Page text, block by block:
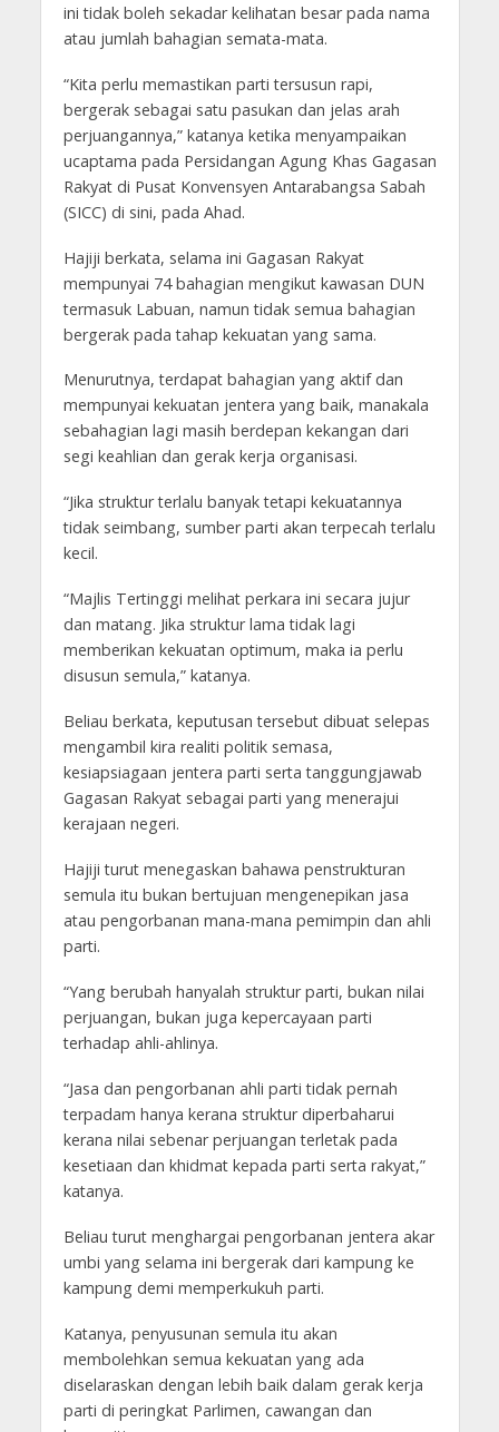
ini tidak boleh sekadar kelihatan besar pada nama
atau jumlah bahagian semata-mata.
“Kita perlu memastikan parti tersusun rapi,
bergerak sebagai satu pasukan dan jelas arah
perjuangannya,” katanya ketika menyampaikan
ucaptama pada Persidangan Agung Khas Gagasan
Rakyat di Pusat Konvensyen Antarabangsa Sabah
(SICC) di sini, pada Ahad.
Hajiji berkata, selama ini Gagasan Rakyat
mempunyai 74 bahagian mengikut kawasan DUN
termasuk Labuan, namun tidak semua bahagian
bergerak pada tahap kekuatan yang sama.
Menurutnya, terdapat bahagian yang aktif dan
mempunyai kekuatan jentera yang baik, manakala
sebahagian lagi masih berdepan kekangan dari
segi keahlian dan gerak kerja organisasi.
“Jika struktur terlalu banyak tetapi kekuatannya
tidak seimbang, sumber parti akan terpecah terlalu
kecil.
“Majlis Tertinggi melihat perkara ini secara jujur
dan matang. Jika struktur lama tidak lagi
memberikan kekuatan optimum, maka ia perlu
disusun semula,” katanya.
Beliau berkata, keputusan tersebut dibuat selepas
mengambil kira realiti politik semasa,
kesiapsiagaan jentera parti serta tanggungjawab
Gagasan Rakyat sebagai parti yang menerajui
kerajaan negeri.
Hajiji turut menegaskan bahawa penstrukturan
semula itu bukan bertujuan mengenepikan jasa
atau pengorbanan mana-mana pemimpin dan ahli
parti.
“Yang berubah hanyalah struktur parti, bukan nilai
perjuangan, bukan juga kepercayaan parti
terhadap ahli-ahlinya.
“Jasa dan pengorbanan ahli parti tidak pernah
terpadam hanya kerana struktur diperbaharui
kerana nilai sebenar perjuangan terletak pada
kesetiaan dan khidmat kepada parti serta rakyat,”
katanya.
Beliau turut menghargai pengorbanan jentera akar
umbi yang selama ini bergerak dari kampung ke
kampung demi memperkukuh parti.
Katanya, penyusunan semula itu akan
membolehkan semua kekuatan yang ada
diselaraskan dengan lebih baik dalam gerak kerja
parti di peringkat Parlimen, cawangan dan